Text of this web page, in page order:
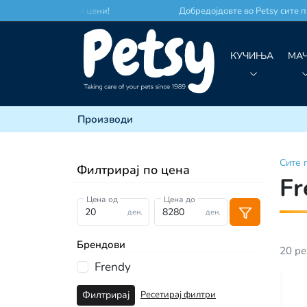
по најдобри цени! Добредојдовте во Petsy сите
КУЧИЊА
Производи
Филтрирај по цена
ден.
Цена од
ден.
Цена до
Брендови
Frendy
Филтрирај Ресетирај филтри
Сите
20